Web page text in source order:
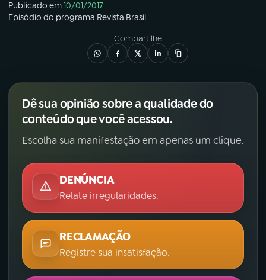
Publicado em10/01/2017
Episódio do programa Revista Brasil
Compartilhe
Dê sua opinião sobre a qualidade do
conteúdo que você acessou.
Escolha sua manifestação em apenas um clique.
DENÚNCIA
Relate irregularidades.
RECLAMAÇÃO
Registre sua insatisfação.